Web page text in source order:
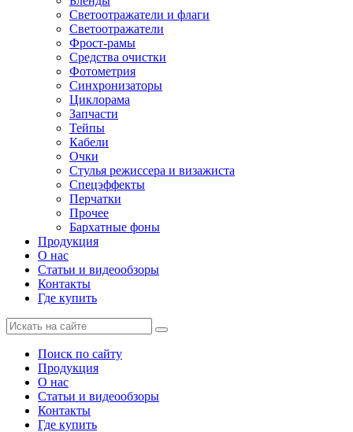
Светоотражатели и флаги
Светоотражатели
Фрост-рамы
Средства очистки
Фотометрия
Синхронизаторы
Циклорама
Запчасти
Тейпы
Кабели
Очки
Стулья режиссера и визажиста
Спецэффекты
Перчатки
Прочее
Бархатные фоны
Продукция
О нас
Статьи и видеообзоры
Контакты
Где купить
Поиск по сайту
Продукция
О нас
Статьи и видеообзоры
Контакты
Где купить